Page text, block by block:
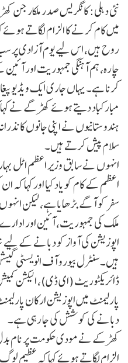
نئی دہلی: کانگریس صدر ملکارجن
میں کام کرنے کا الزام لگاتے
روح ہیں، اس لیے یوم آزادی پر سب
چارہ، ہم آہنگی جمہوریت اور
کرنا ہے۔ یہاں جاری ایک ویڈیو
مبارکباد دیتے ہوئے کھڑگے نے
ہندوستانیوں نے اپنی جانوں کا
سلام پیش کرتے ہیں۔
انہوں نے سابق وزیر اعظم اٹل
اعظم کے کام کو یاد کیا اور کہا
سفر کو آگے بڑھایا ہے، لیکن
ملک کی جمہوریت، آئین اور
اپوزیشن کی آواز کو دبانے کے
ہیں۔ سنٹرل بیورو آف انویسٹی
ڈائریکٹوریٹ (ای ڈی)، الیکشن
پارلیمنٹ میں اپوزیشن ارکان
دبانے کی کوشش کی جا رہی ہے۔
کھڑکے نے مودی حکومت پر نام
الزام لگاتے ہوئے کہا کہ عظیم لوگ